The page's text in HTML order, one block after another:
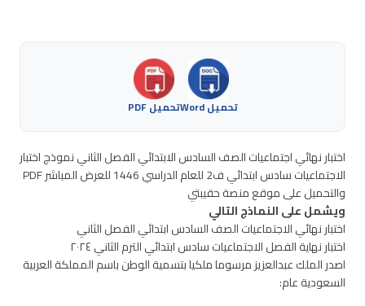
تحميل Word تحميل PDF
اختبار نهائي اجتماعيات الصف السادس الابتدائي الفصل الثاني نموذج اختبار
الاجتماعيات سادس ابتدائي ف2 للعام الدراسي 1446 للعرض المباشر PDF
والتحميل على موقع منصة حقيبتي
ويشمل على النماذج التالي
اختبار نهائي الاجتماعيات الصف السادس ابتدائي الفصل الثاني
اختبار نهاية الفصل الاجتماعيات سادس ابتدائي الترم الثاني ٢٠٢٤
اصدر الملك عبدالعزيز مرسوما ملكيا بتسمية الوطن باسم المملكة العربية
السعودية عام: